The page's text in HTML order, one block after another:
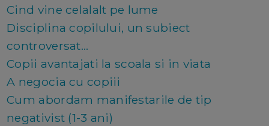
Cind vine celalalt pe lume
Disciplina copilului, un subiect
controversat...
Copii avantajati la scoala si in viata
A negocia cu copiii
Cum abordam manifestarile de tip
negativist (1-3 ani)